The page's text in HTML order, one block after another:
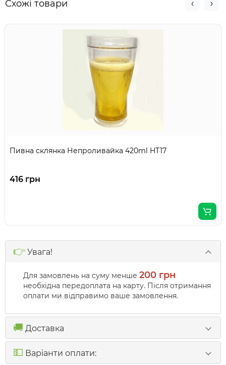
Схожі товари
Пивна склянка Непроливайка 420ml HT17
416 грн
👉 Увага!
Для замовлень на суму менше 200 грн
необхідна передоплата на карту. Після отримання
оплати ми відправимо ваше замовлення.
🚚 Доставка
💵 Варіанти оплати: